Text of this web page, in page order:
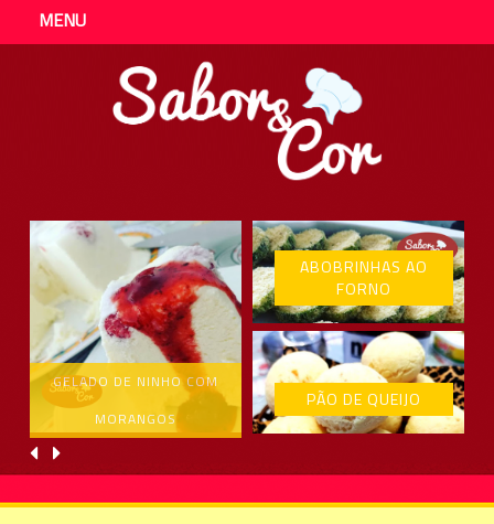
MENU
GELADO DE NINHO COM
MORANGOS
ABOBRINHAS AO
FORNO
PÃO DE QUEIJO